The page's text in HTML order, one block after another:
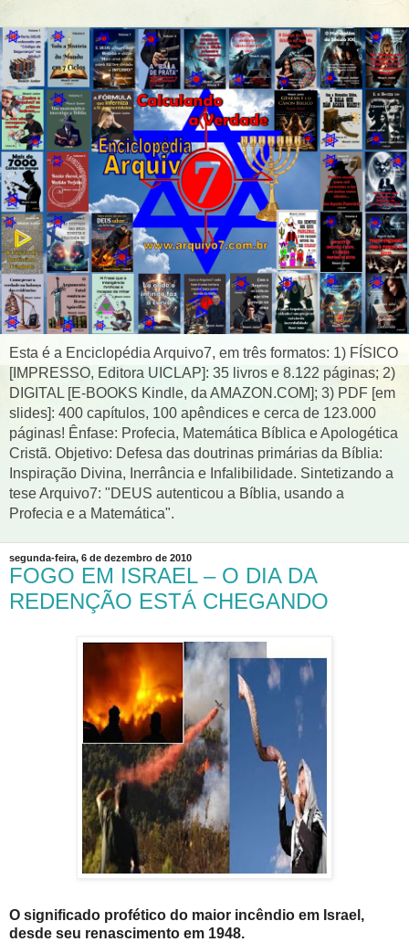
Esta é a Enciclopédia Arquivo7, em três formatos: 1) FÍSICO
[IMPRESSO, Editora UICLAP]: 35 livros e 8.122 páginas; 2)
DIGITAL [E-BOOKS Kindle, da AMAZON.COM]; 3) PDF [em
slides]: 400 capítulos, 100 apêndices e cerca de 123.000
páginas! Ênfase: Profecia, Matemática Bíblica e Apologética
Cristã. Objetivo: Defesa das doutrinas primárias da Bíblia:
Inspiração Divina, Inerrância e Infalibilidade. Sintetizando a
tese Arquivo7: "DEUS autenticou a Bíblia, usando a
Profecia e a Matemática".
segunda-feira, 6 de dezembro de 2010
FOGO EM ISRAEL – O DIA DA
REDENÇÃO ESTÁ CHEGANDO
O significado profético do maior incêndio em Israel,
desde seu renascimento em 1948.